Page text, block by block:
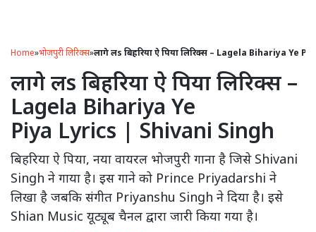
Home»भोजपुरी लिरिक्स»लागे लs बिहरिया ऐ पिया लिरिक्स – Lagela Bihariya Ye
लागे लs बिहरिया ऐ पिया लिरिक्स –
Lagela Bihariya Ye
Piya Lyrics | Shivani Singh
बिहरिया ऐ पिया, नया वायरल भोजपुरी गाना है जिसे Shivani
Singh ने गाया है। इस गाने को Prince Priyadarshi ने
लिखा है जबकि संगीत Priyanshu Singh ने दिया है। इसे
Shian Music यूट्यूब चैनल द्वारा जारी किया गया है।